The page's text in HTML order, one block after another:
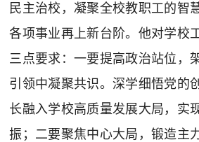
民主治校，凝聚全校教职工的智
各项事业再上新台阶。他对学校
三点要求：一要提高政治站位，
引领中凝聚共识。深学细悟党的
长融入学校高质量发展大局，实
振；二要聚焦中心大局，锻造主